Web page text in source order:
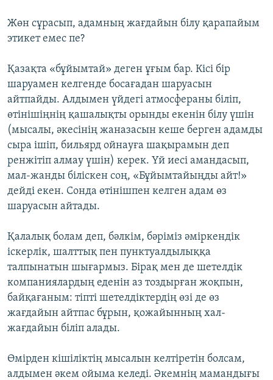
Жөн сұрасып, адамның жағдайын білу қарапайым
этикет емес пе?
Қазақта «бұйымтай» деген ұғым бар. Кісі бір
шаруамен келгенде босағадан шаруасын
айтпайды. Алдымен үйдегі атмосфераны біліп,
өтінішіңнің қашалықты орынды екенін білу үшін
(мысалы, әкесінің жаназасын кеше берген адамды
сыра ішіп, бильярд ойнауға шақырамын деп
ренжітіп алмау үшін) керек. Үй иесі амандасып,
мал-жанды біліскен соң, «Бұйымтайыңды айт!»
дейді екен. Сонда өтінішпен келген адам өз
шаруасын айтады.
Қалалық болам деп, бәлкім, бәріміз әміркендік
іскерлік, шалттық пен пунктуалдылыққа
талпынатын шығармыз. Бірақ мен де шетелдік
компаниялардың еденін аз тоздырған жоқпын,
байқағаным: тіпті шетелдіктердің өзі де өз
жағдайын айтпас бұрын, қожайынның хал-
жағдайын біліп алады.
Өмірден кішіліктің мысалын келтіретін болсам,
алдымен әкем ойыма келеді. Әкемнің мамандығы